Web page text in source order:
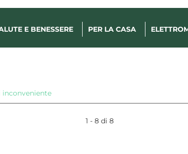
E BENESSERE PER LA CASA
inconveniente
1 - 8 di 8